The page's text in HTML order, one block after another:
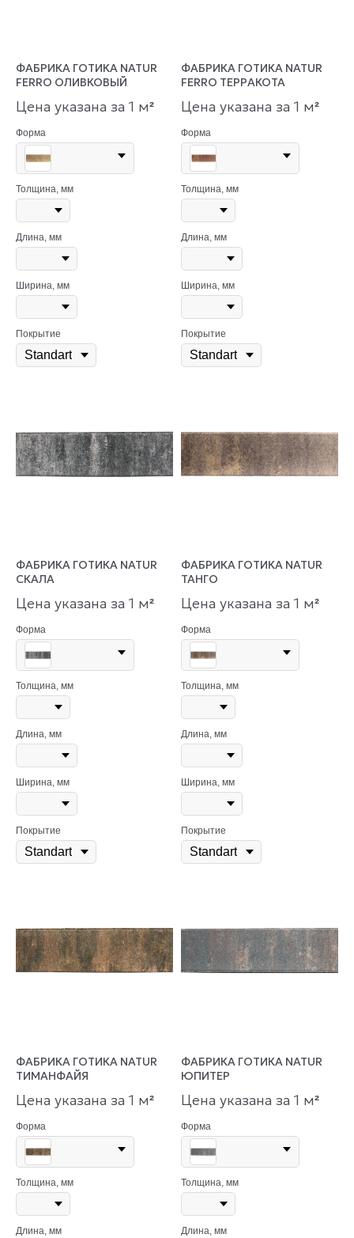
ФАБРИКА ГОТИКА NATUR
FERRO ОЛИВКОВЫЙ
Цена указана за 1 м²
Форма
Толщина, мм
Длина, мм
Ширина, мм
Покрытие
ФАБРИКА ГОТИКА NATUR
FERRO ТЕРРАКОТА
Цена указана за 1 м²
Форма
Толщина, мм
Длина, мм
Ширина, мм
Покрытие
ФАБРИКА ГОТИКА NATUR
СКАЛА
Цена указана за 1 м²
Форма
Толщина, мм
Длина, мм
Ширина, мм
Покрытие
ФАБРИКА ГОТИКА NATUR
ТАНГО
Цена указана за 1 м²
Форма
Толщина, мм
Длина, мм
Ширина, мм
Покрытие
ФАБРИКА ГОТИКА NATUR
ТИМАНФАЙЯ
Цена указана за 1 м²
Форма
Толщина, мм
Длина, мм
ФАБРИКА ГОТИКА NATUR
ЮПИТЕР
Цена указана за 1 м²
Форма
Толщина, мм
Длина, мм